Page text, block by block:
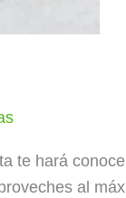
te hará
al